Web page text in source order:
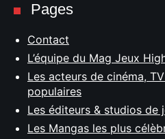
Pages
Contact
L’équipe du Mag Jeux
Les acteurs de cinéma,
populaires
Les éditeurs & studios de
Les Mangas les plus